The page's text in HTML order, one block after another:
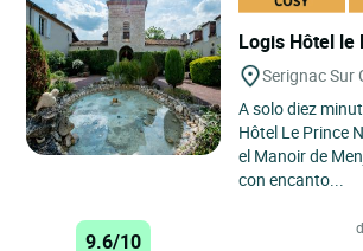
Logis Hôtel
Serignac Sur
A solo diez
Hôtel Le Prince
el Manoir de
con encanto...
9.6/10